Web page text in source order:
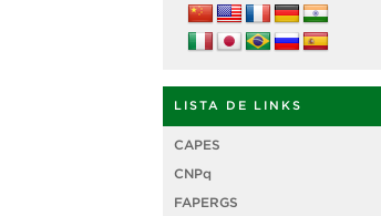
LISTA DE LINKS
CAPES
CNPq
FAPERGS